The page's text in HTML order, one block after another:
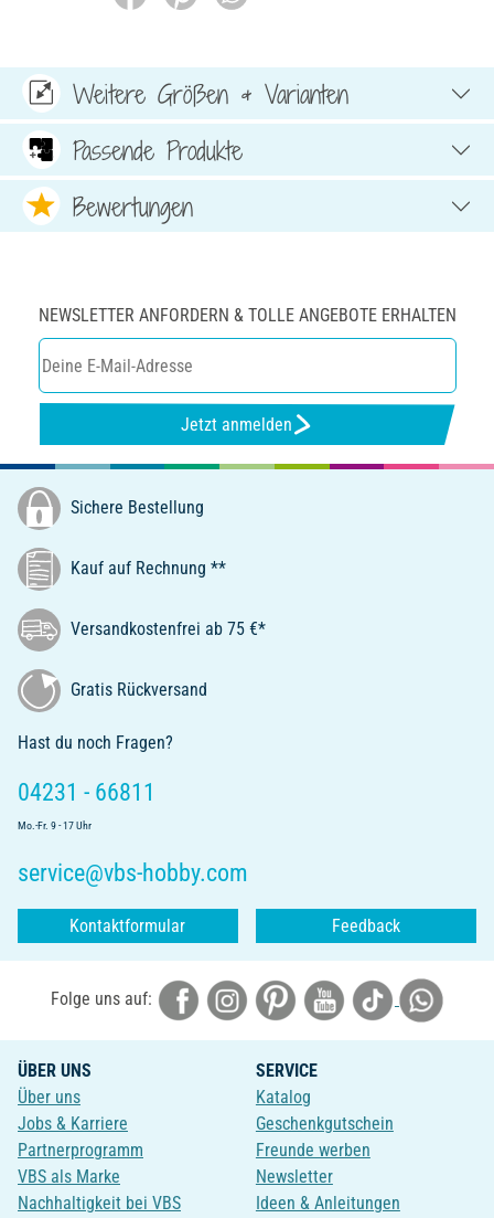
Weitere Größen & Varianten
Passende Produkte
Bewertungen
NEWSLETTER ANFORDERN & TOLLE ANGEBOTE ERHALTEN
Jetzt anmelden
Sichere Bestellung
Kauf auf Rechnung **
Versandkostenfrei ab 75 €*
Gratis Rückversand
Hast du noch Fragen?
04231 - 66811
Mo.-Fr. 9 - 17 Uhr
service@vbs-hobby.com
Kontaktformular Feedback
Folge uns auf:
ÜBER UNS
Über uns
Jobs & Karriere
Partnerprogramm
VBS als Marke
Nachhaltigkeit bei VBS
SERVICE
Katalog
Geschenkgutschein
Freunde werben
Newsletter
Ideen & Anleitungen